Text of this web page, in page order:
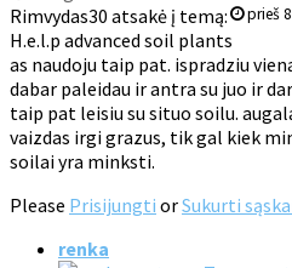
prieš
Rimvydas30 atsakė į temą:
H.e.l.p advanced soil plants
as naudoju taip pat. ispradziu
dabar paleidau ir antra su juo ir
taip pat leisiu su situo soilu.
vaizdas irgi grazus, tik gal kiek
soilai yra minksti.
Please Prisijungti orSukurti
renka